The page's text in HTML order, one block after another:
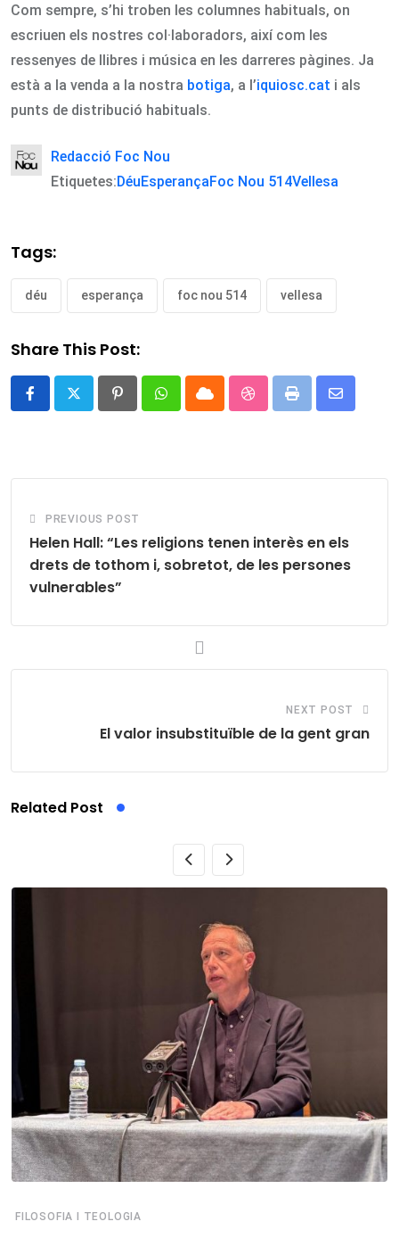
Com sempre, s’hi troben les columnes habituals, on
escriuen els nostres col·laboradors, així com les
ressenyes de llibres i música en les darreres pàgines. Ja
està a la venda a la nostra botiga, a l’iquiosc.cat i als
punts de distribució habituals.
Redacció Foc Nou
Etiquetes:DéuEsperançaFoc Nou 514Vellesa
Tags:
déu esperança foc nou 514 vellesa
Share This Post:
PinterestWhatsappCloud StumbleUpon
Print
Share
PREVIOUS POST
Helen Hall: “Les religions tenen interès en els
drets de tothom i, sobretot, de les persones
vulnerables”
NEXT POST
El valor insubstituïble de la gent gran
Related Post
FILOSOFIA I TEOLOGIA